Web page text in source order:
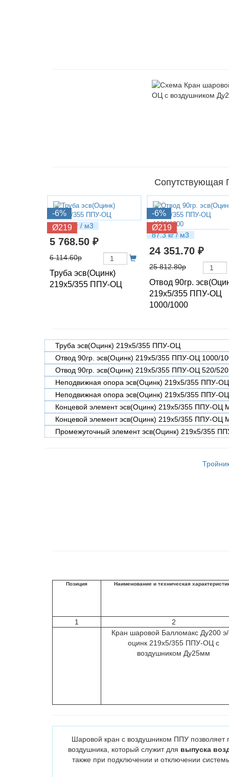
Сопутствующая
-6%
Ø219
43.66 кг / м3
5 768.50 ₽
6 114.60р
Труба эсв(Оцинк)
219х5/355 ППУ-ОЦ
-6%
Ø219
87.3 кг / м3
24 351.70 ₽
25 812.80р
Отвод 90гр.
219х5/355 ППУ-ОЦ
1000/1000
Труба эсв(Оцинк) 219х5/355 ППУ-ОЦ
Отвод 90гр. эсв(Оцинк) 219х5/355 ППУ-ОЦ 1000/
Отвод 90гр. эсв(Оцинк) 219х5/355 ППУ-ОЦ 520/520
Неподвижная опора эсв(Оцинк) 219х5/355 ППУ-
Неподвижная опора эсв(Оцинк) 219х5/355 ППУ-
Концевой элемент эсв(Оцинк) 219х5/355 ППУ-ОЦ
Концевой элемент эсв(Оцинк) 219х5/355 ППУ-ОЦ
Промежуточный элемент эсв(Оцинк) 219х5/355
Позиция Наименование и техническая
1
2
Кран шаровой Балломакс Ду200 э/
оцинк 219х5/355 ППУ-ОЦ с
воздушником Ду25мм
Шаровой кран с воздушником ППУ позволяет
воздушника, который служит для выпуска
также при подключении и отключении